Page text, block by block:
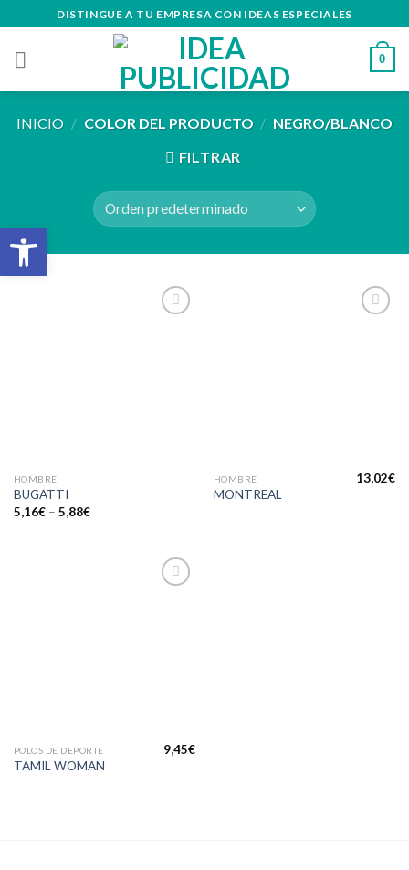
to
content
DISTINGUE A TU EMPRESA CON IDEAS ESPECIALES
0
INICIO / COLOR DEL PRODUCTO / NEGRO/BLANCO
FILTRAR
HOMBRE
BUGATTI
5,16€– 5,88€
HOMBRE
MONTREAL
13,02€
POLOS DE DEPORTE
TAMIL WOMAN
9,45€
Abrir barra de herramientas